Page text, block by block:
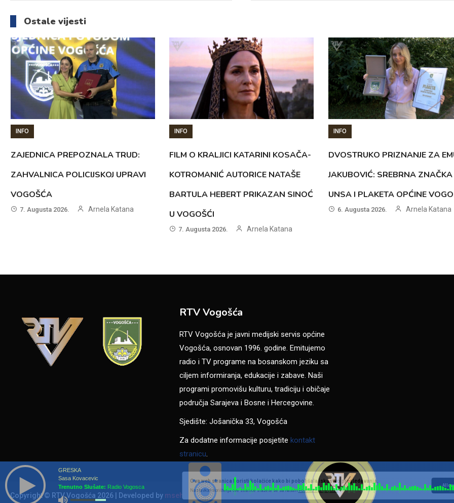
članaka
Ostale vijesti
INFO
ZAJEDNICA PREPOZNALA TRUD:
ZAHVALNICA POLICIJSKOJ UPRAVI
VOGOŠĆA
7. Augusta 2026. Arnela Katana
INFO
FILM O KRALJICI KATARINI KOSAČA-
KOTROMANIĆ AUTORICE NATAŠE
BARTULA HEBERT PRIKAZAN SINOĆ
U VOGOŠĆI
7. Augusta 2026. Arnela Katana
INFO
DVOSTRUKO PRIZNANJE ZA
JAKUBOVIĆ: SREBRNA ZNAČKA
UNSA I PLAKETA OPĆINE
6. Augusta 2026. Arnela Katana
RTV Vogošća
RTV Vogošća je javni medijski servis općine
Vogošća, osnovan 1996. godine. Emitujemo
radio i TV programe na bosanskom jeziku sa
ciljem informiranja, edukacije i zabave. Naši
programi promovišu kulturu, tradiciju i običaje
područja Sarajeva i Bosne i Hercegovine.
Sjedište: Jošanička 33, Vogošća
Za dodatne informacije posjetite kontakt
stranicu.
Copyright © RTV Vogošća 2026 Developed by msehic
Ova web stranica koristi kolačiće kako bi poboljšala iskustvo pregledavanja.
Nastavkom korištenja ove stranice slažete se sa našomPolitikom privatnosti.
GRESKA
Sasa Kovacevic
Trenutno Slušate: Radio Vogosca